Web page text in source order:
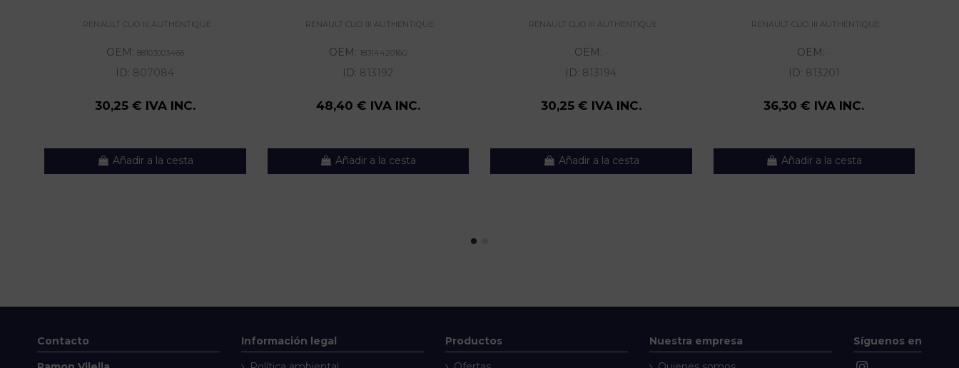
RENAULT CLIO III AUTHENTIQUE
OEM: 88103003466
ID: 807084
30,25 € IVA INC.
Añadir a la cesta
RENAULT CLIO III AUTHENTIQUE
OEM: 1831442016G
ID: 813192
48,40 € IVA INC.
Añadir a la cesta
RENAULT CLIO III AUTHENTIQUE
OEM: -
ID: 813194
30,25 € IVA INC.
Añadir a la cesta
RENAULT CLIO III AUTHENTIQUE
OEM: -
ID: 813201
36,30 € IVA INC.
Añadir a la cesta
Contacto Información legal Productos Nuestra empresa Síguenos en